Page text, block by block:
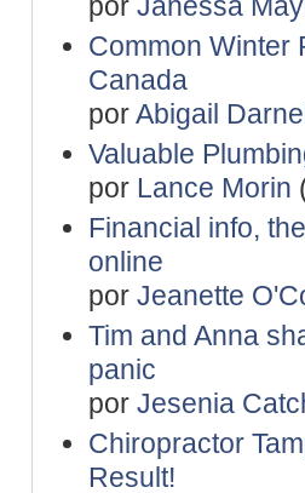
Common Winter
Canada
porAbigail
Valuable
por Lance Morin
Financial info,
online
por Jeanette
Tim and Anna
panic
por Jesenia
Chiropractor
Result!